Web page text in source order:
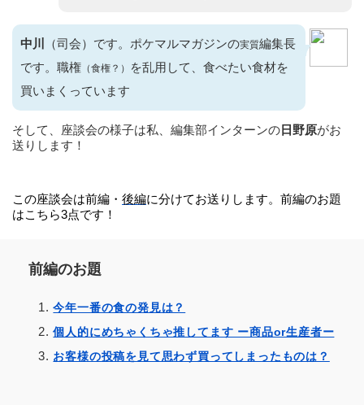
中川 （司会）です。ポケマルマガジンの実質編集長
です。職権 （食権？）
を乱用して、食べたい食材を
買いまくっています
そして、座談会の様子は私、編集部インターンの 日野原がお
送りします！
この座談会は前編・ 後編に分けてお送りします。前編のお題
はこちら3点です！
前編のお題
今年一番の食の発見は？
個人的にめちゃくちゃ推してます ー商品or生産者ー
お客様の投稿を見て思わず買ってしまったものは？